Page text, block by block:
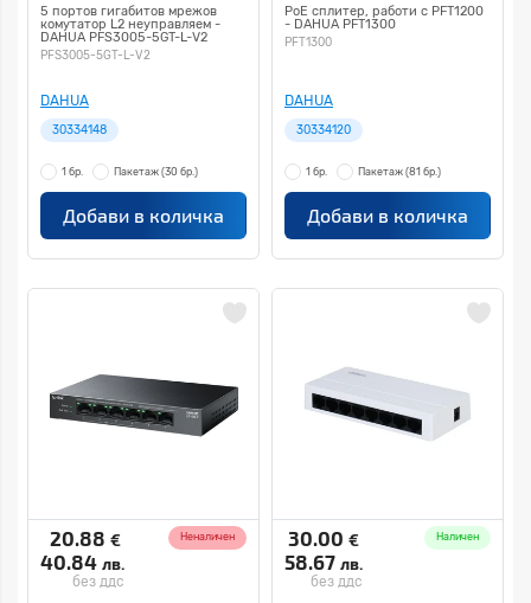
5 портов гигабитов мрежов
комутатор L2 неуправляем -
DAHUA PFS3005-5GT-L-V2
PFS3005-5GT-L-V2
DAHUA
30334148
1 бр. Пакетаж (30 бр.)
Добави в количка
PoE сплитер, работи с PFT1200
- DAHUA PFT1300
PFT1300
DAHUA
30334120
1 бр. Пакетаж (81 бр.)
Добави в количка
20.88 €
40.84 лв.
без ддс
Неналичен 30.00 €
58.67 лв.
без ддс
Наличен